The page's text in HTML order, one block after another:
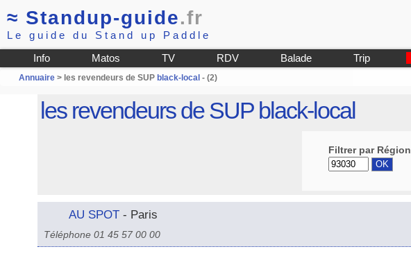
≈ Standup-guide.fr
Le guide du Stand up Paddle
Info Matos TV RDV Balade Trip
Annuaire> les revendeurs de SUP black-local - (2)
les revendeurs de SUP black-local
Filtrer par Région
AU SPOT- Paris
Téléphone 01 45 57 00 00